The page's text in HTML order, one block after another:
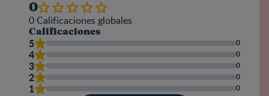
0
0 Calificaciones globales
Calificaciones
5 0
4 0
3 0
2 0
1 0